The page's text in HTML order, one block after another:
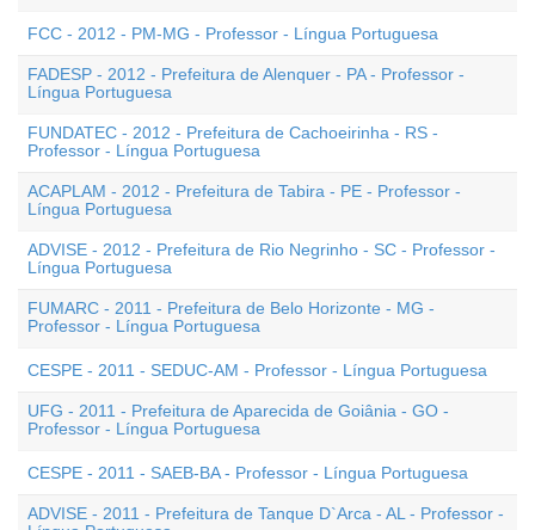
FCC - 2012 - PM-MG - Professor - Língua Portuguesa
FADESP - 2012 - Prefeitura de Alenquer - PA - Professor -
Língua Portuguesa
FUNDATEC - 2012 - Prefeitura de Cachoeirinha - RS -
Professor - Língua Portuguesa
ACAPLAM - 2012 - Prefeitura de Tabira - PE - Professor -
Língua Portuguesa
ADVISE - 2012 - Prefeitura de Rio Negrinho - SC - Professor -
Língua Portuguesa
FUMARC - 2011 - Prefeitura de Belo Horizonte - MG -
Professor - Língua Portuguesa
CESPE - 2011 - SEDUC-AM - Professor - Língua Portuguesa
UFG - 2011 - Prefeitura de Aparecida de Goiânia - GO -
Professor - Língua Portuguesa
CESPE - 2011 - SAEB-BA - Professor - Língua Portuguesa
ADVISE - 2011 - Prefeitura de Tanque D`Arca - AL - Professor -